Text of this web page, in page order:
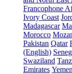
Francophone
Ivory Coast
Madagascar
Morocco
Pakistan Qatar
(English)
Swaziland
Emirates Yemen